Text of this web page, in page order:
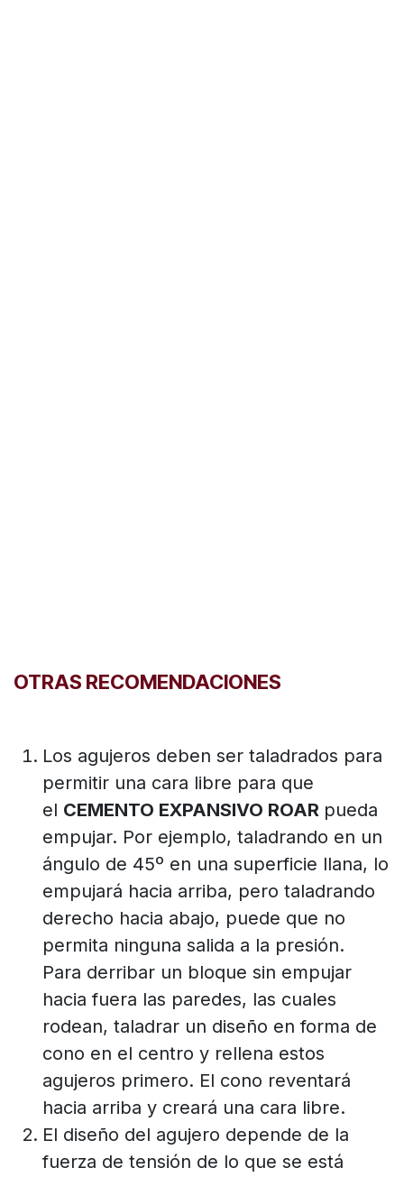
OTRAS RECOMENDACIONES
Los agujeros deben ser taladrados para
permitir una cara libre para que
el CEMENTO EXPANSIVO ROAR pueda
empujar. Por ejemplo, taladrando en un
ángulo de 45º en una superficie llana, lo
empujará hacia arriba, pero taladrando
derecho hacia abajo, puede que no
permita ninguna salida a la presión.
Para derribar un bloque sin empujar
hacia fuera las paredes, las cuales
rodean, taladrar un diseño en forma de
cono en el centro y rellena estos
agujeros primero. El cono reventará
hacia arriba y creará una cara libre.
El diseño del agujero depende de la
fuerza de tensión de lo que se está